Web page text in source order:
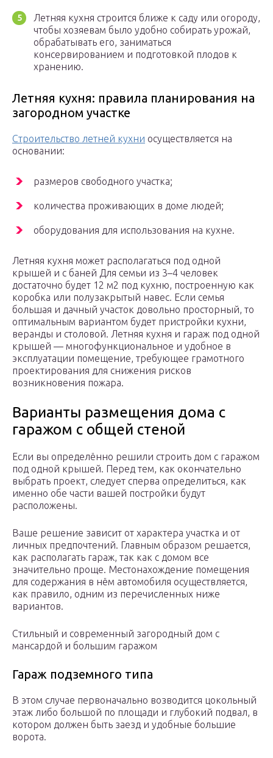
Летняя кухня строится ближе к саду или огороду,
чтобы хозяевам было удобно собирать урожай,
обрабатывать его, заниматься
консервированием и подготовкой плодов к
хранению.
Летняя кухня: правила планирования на
загородном участке
Строительство летней кухни осуществляется на
основании:
размеров свободного участка;
количества проживающих в доме людей;
оборудования для использования на кухне.
Летняя кухня может располагаться под одной
крышей и с баней Для семьи из 3–4 человек
достаточно будет 12 м2 под кухню, построенную как
коробка или полузакрытый навес. Если семья
большая и дачный участок довольно просторный, то
оптимальным вариантом будет пристройки кухни,
веранды и столовой. Летняя кухня и гараж под одной
крышей — многофункциональное и удобное в
эксплуатации помещение, требующее грамотного
проектирования для снижения рисков
возникновения пожара.
Варианты размещения дома с
гаражом с общей стеной
Если вы определённо решили строить дом с гаражом
под одной крышей. Перед тем, как окончательно
выбрать проект, следует сперва определиться, как
именно обе части вашей постройки будут
расположены.
Ваше решение зависит от характера участка и от
личных предпочтений. Главным образом решается,
как располагать гараж, так как с домом все
значительно проще. Местонахождение помещения
для содержания в нём автомобиля осуществляется,
как правило, одним из перечисленных ниже
вариантов.
Стильный и современный загородный дом с
мансардой и большим гаражом
Гараж подземного типа
В этом случае первоначально возводится цокольный
этаж либо большой по площади и глубокий подвал, в
котором должен быть заезд и удобные большие
ворота.